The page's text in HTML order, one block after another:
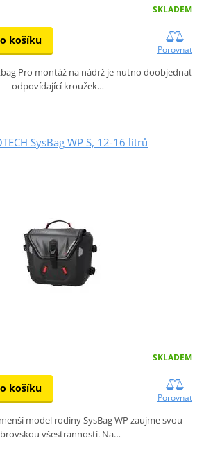
SKLADEM
košíku
Porovnat
Pro montáž na nádrž je nutno doobjednat
odpovídající kroužek…
SysBag WP S, 12-16 litrů
SKLADEM
košíku
Porovnat
model rodiny SysBag WP zaujme svou
všestranností. Na…